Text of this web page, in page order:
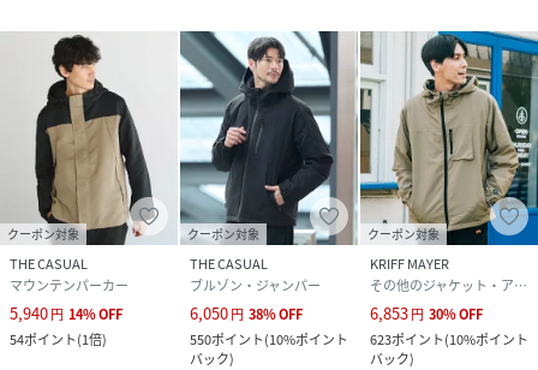
クーポン対象
THE CASUAL
マウンテンパーカー
5,940円 14%OFF
54ポイント(1倍)
クーポン対象
THE CASUAL
ブルゾン・ジャンパー
6,050円 38%OFF
550ポイント(10%ポイント
バック)
クーポン対象
KRIFF MAYER
その他のジャケット・アウター
6,853円 30%OFF
623ポイント(10%ポイント
バック)